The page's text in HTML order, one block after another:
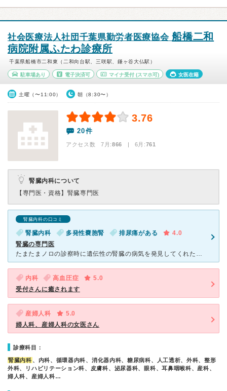
社会医療法人社団千葉県勤労者医療協会船橋二和
病院附属ふたわ診療所
千葉県船橋市二和東（二和向台駅、三咲駅、鎌ヶ谷大仏駅）
駐車場あり 電子決済可 マイナ受付 (スマホ可) 女医在籍
土曜（〜11:00） 朝（8:30〜）
3.76
20件
アクセス数 7月:866 | 6月:761
腎臓内科について
【専門医・資格】 腎臓専門医
腎臓内科の口コミ
腎臓内科 多発性嚢胞腎 排尿痛がある
4.0
腎臓の専門医
たまたまノロの診察時に遺伝性の腎臓の病気を発見してくれた病院です。 まだ透析等の重い状態ではないため、予約は取れません。金曜の外来の17時スタートを確実にするために一時間前には並ぶようにしていま
内科 高血圧症
5.0
受付さんに癒されます
産婦人科
5.0
婦人科、産婦人科の女医さん
診療科目：
腎臓内科 、内科、循環器内科、消化器内科、糖尿病科、人工透析、外科、整形
外科、リハビリテーション科、皮膚科、泌尿器科、眼科、耳鼻咽喉科、産科、
婦人科、産婦人科…